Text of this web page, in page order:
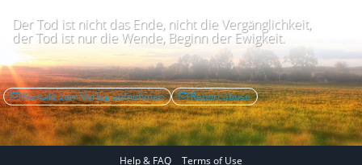
Der Tod ist nicht das Ende, nicht die Vergänglichkeit,
der Tod ist nur die Wende, Beginn der Ewigkeit.
Kontakt zum Verlag aufnehmen Report abuse
Help & FAQ Terms of Use